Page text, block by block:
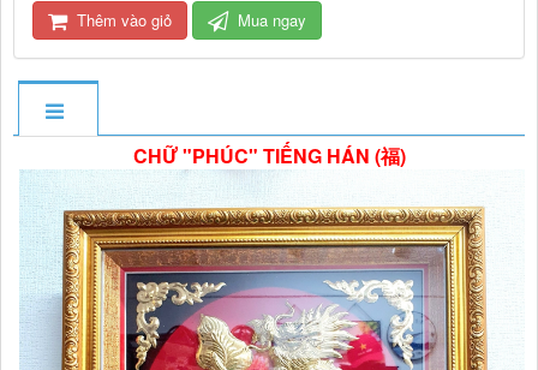
Thêm vào giỏ Mua ngay
CHỮ "PHÚC" TIẾNG HÁN (福)